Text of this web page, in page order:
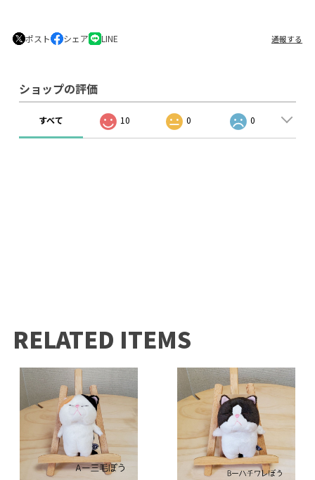
ポスト シェア LINE 通報する
ショップの評価
すべて 10 0 0
RELATED ITEMS